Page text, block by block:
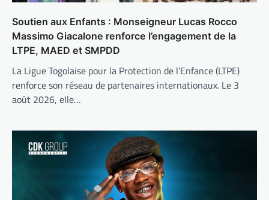
Soutien aux Enfants : Monseigneur Lucas Rocco
Massimo Giacalone renforce l’engagement de la
LTPE, MAED et SMPDD
La Ligue Togolaise pour la Protection de l’Enfance (LTPE)
renforce son réseau de partenaires internationaux. Le 3
août 2026, elle…